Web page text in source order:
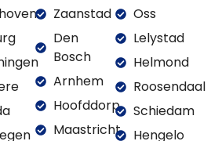
Zaanstad
Den
Bosch
Arnhem
Hoofddorp
Maastricht
Oss
Lelystad
Helmond
Roosendaal
Schiedam
Hengelo